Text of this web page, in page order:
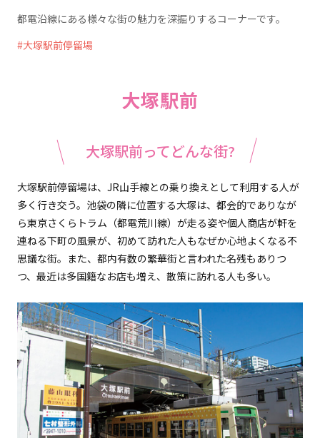
都電沿線にある様々な街の魅力を深掘りするコーナーです。
大塚駅前停留場
大塚駅前
大塚駅前ってどんな街?
大塚駅前停留場は、JR山手線との乗り換えとして利用する人が
多く行き交う。池袋の隣に位置する大塚は、都会的でありなが
ら東京さくらトラム（都電荒川線）が走る姿や個人商店が軒を
連ねる下町の風景が、初めて訪れた人もなぜか心地よくなる不
思議な街。また、都内有数の繁華街と言われた名残もありつ
つ、最近は多国籍なお店も増え、散策に訪れる人も多い。